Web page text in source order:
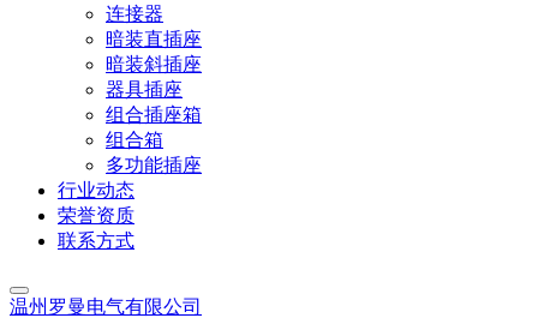
连接器
暗装直插座
暗装斜插座
器具插座
组合插座箱
组合箱
多功能插座
行业动态
荣誉资质
联系方式
温州罗曼电气有限公司